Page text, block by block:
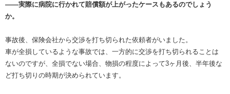
――実際に病院に行かれて賠償額が上がったケースもあるのでしょう
か。
事故後、保険会社から交渉を打ち切られた依頼者がいました。
車が全損しているような事故では、一方的に交渉を打ち切られることは
ないのですが、全損でない場合、物損の程度によって3ヶ月後、半年後な
ど打ち切りの時期が決められています。